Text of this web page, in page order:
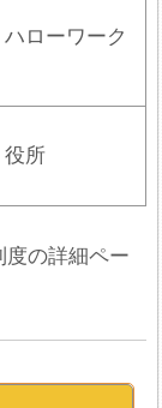
ハローワーク
役所
の詳細ペー